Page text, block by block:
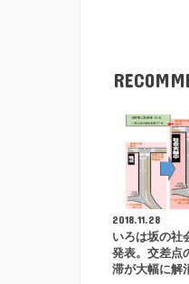
2018.11.28
いろは坂の社
発表。交差点
滞が大幅に解